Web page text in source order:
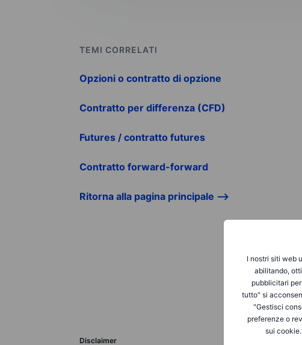
I nostri siti web
abilitando,
pubblicitari
tutto" si
"Gestisci
preferenze o
sui
TEMI CORRELATI
Opzioni o contratto di opzione
Contratto per differenza (CFD)
Futures / contratto futures
Contratto forward-forward
Ritorna alla pagina principale -->
Disclaimer